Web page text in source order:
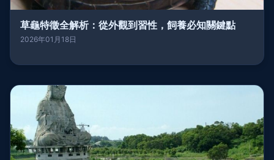
草龜特徵全解析：從外觀到習性，飼養必知關鍵點
2026年01月18日